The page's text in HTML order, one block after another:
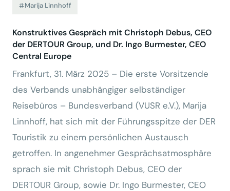
Marija Linnhoff
Konstruktives Gespräch mit Christoph Debus, CEO
der DERTOUR Group, und Dr. Ingo Burmester, CEO
Central Europe
Frankfurt, 31. März 2025 – Die erste Vorsitzende
des Verbands unabhängiger selbständiger
Reisebüros – Bundesverband (VUSR e.V.), Marija
Linnhoff, hat sich mit der Führungsspitze der DER
Touristik zu einem persönlichen Austausch
getroffen. In angenehmer Gesprächsatmosphäre
sprach sie mit Christoph Debus, CEO der
DERTOUR Group, sowie Dr. Ingo Burmester, CEO